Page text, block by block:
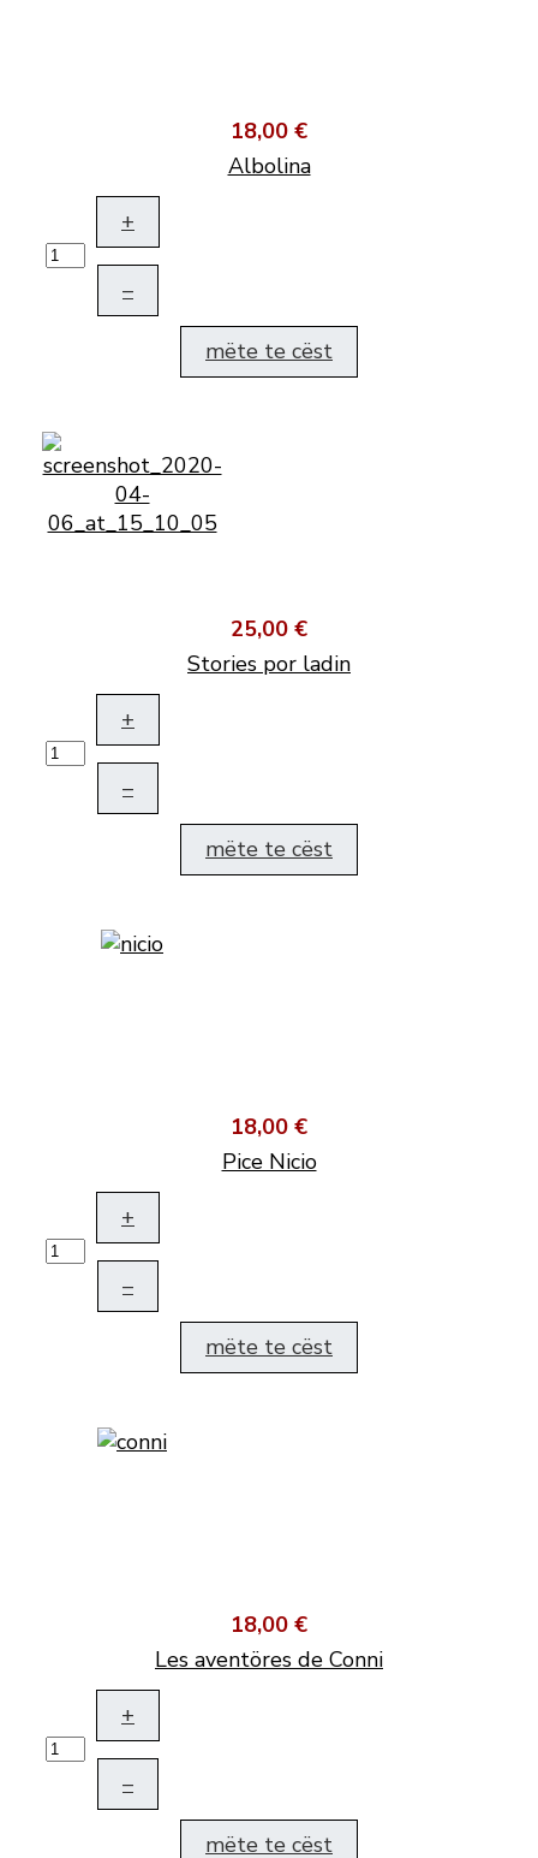
18,00 €
Albolina
+
–
mëte te cëst
25,00 €
Stories por ladin
+
–
mëte te cëst
18,00 €
Pice Nicio
+
–
mëte te cëst
18,00 €
Les aventöres de Conni
+
–
mëte te cëst